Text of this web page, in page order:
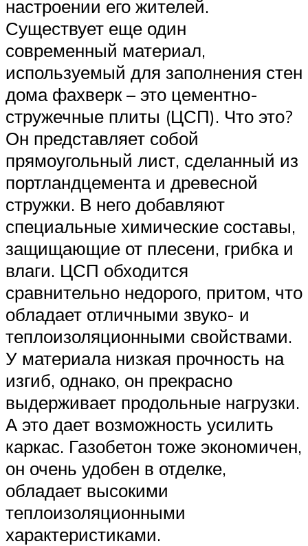
настроении его жителей.
Существует еще один
современный материал,
используемый для заполнения стен
дома фахверк – это цементно-
стружечные плиты (ЦСП). Что это?
Он представляет собой
прямоугольный лист, сделанный из
портландцемента и древесной
стружки. В него добавляют
специальные химические составы,
защищающие от плесени, грибка и
влаги. ЦСП обходится
сравнительно недорого, притом, что
обладает отличными звуко- и
теплоизоляционными свойствами.
У материала низкая прочность на
изгиб, однако, он прекрасно
выдерживает продольные нагрузки.
А это дает возможность усилить
каркас. Газобетон тоже экономичен,
он очень удобен в отделке,
обладает высокими
теплоизоляционными
характеристиками.